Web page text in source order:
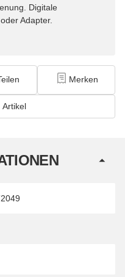
Digitale
Adapter.
Merken
Artikel